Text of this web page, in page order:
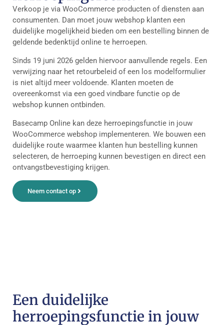
Verkoop je via WooCommerce producten of diensten aan
consumenten. Dan moet jouw webshop klanten een
duidelijke mogelijkheid bieden om een bestelling binnen de
geldende bedenktijd online te herroepen.
Sinds 19 juni 2026 gelden hiervoor aanvullende regels. Een
verwijzing naar het retourbeleid of een los modelformulier
is niet altijd meer voldoende. Klanten moeten de
overeenkomst via een goed vindbare functie op de
webshop kunnen ontbinden.
Basecamp Online kan deze herroepingsfunctie in jouw
WooCommerce webshop implementeren. We bouwen een
duidelijke route waarmee klanten hun bestelling kunnen
selecteren, de herroeping kunnen bevestigen en direct een
ontvangstbevestiging krijgen.
Neem contact op
Een duidelijke
herroepingsfunctie in jouw